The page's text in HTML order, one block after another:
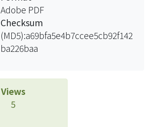
Adobe PDF
Checksum
(MD5):a69bfa5e4b7ccee5cb92f142
ba226baa
Views
5